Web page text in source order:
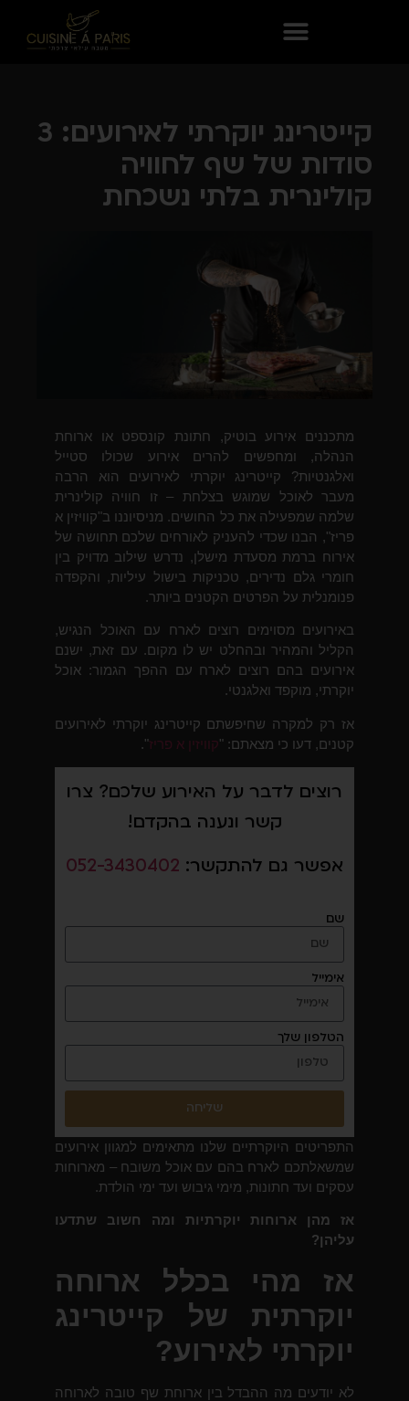
קייטרינג יוקרתי לאירועים: 3
סודות של שף לחוויה
קולינרית בלתי נשכחת
מתכננים אירוע בוטיק, חתונת קונספט או ארוחת
הנהלה, ומחפשים להרים אירוע שכולו סטייל
ואלגנטיות? קייטרינג יוקרתי לאירועים הוא הרבה
מעבר לאוכל שמוגש בצלחת – זו חוויה קולינרית
שלמה שמפעילה את כל החושים. מניסיוננו ב"קוויזין א
פריז", הבנו שכדי להעניק לאורחים שלכם תחושה של
אירוח ברמת מסעדת מישלן, נדרש שילוב מדויק בין
חומרי גלם נדירים, טכניקות בישול עיליות, והקפדה
פנומנלית על הפרטים הקטנים ביותר.
באירועים מסוימים רוצים לארח עם האוכל הנגיש,
הקליל והמהיר ובהחלט יש לו מקום. עם זאת, ישנם
אירועים בהם רוצים לארח עם ההפך הגמור: אוכל
יוקרתי, מוקפד ואלגנטי.
אז רק למקרה שחיפשתם קייטרינג יוקרתי לאירועים
קטנים, דעו כי מצאתם: "קוויזין א פריז".
רוצים לדבר על האירוע שלכם? צרו
קשר ונענה בהקדם!
אפשר גם להתקשר: 052-3430402
שם
אימייל
הטלפון שלך
שליחה
התפריטים היוקרתיים שלנו מתאימים למגוון אירועים
שמשאלתכם לארח בהם עם אוכל משובח – מארוחות
עסקים ועד חתונות, מימי גיבוש ועד ימי הולדת.
אז מהן ארוחות יוקרתיות ומה חשוב שתדעו
עליהן?
אז מהי בכלל ארוחה
יוקרתית של קייטרינג
יוקרתי לאירוע?
לא יודעים מה ההבדל בין ארוחת שף טובה לארוחה